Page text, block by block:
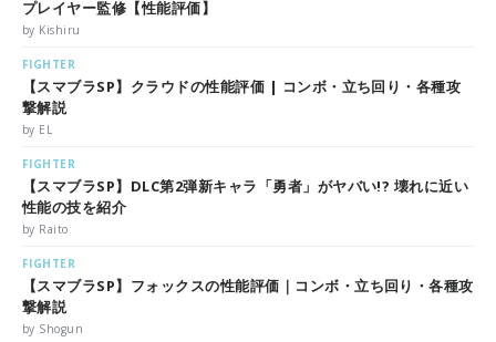
プレイヤー監修【性能評価】
by Kishiru
FIGHTER
【スマブラSP】クラウドの性能評価 | コンボ・立ち回り・各種攻
撃解説
by EL
FIGHTER
【スマブラSP】DLC第2弾新キャラ「勇者」がヤバい!? 壊れに近い
性能の技を紹介
by Raito
FIGHTER
【スマブラSP】フォックスの性能評価｜コンボ・立ち回り・各種攻
撃解説
by Shogun